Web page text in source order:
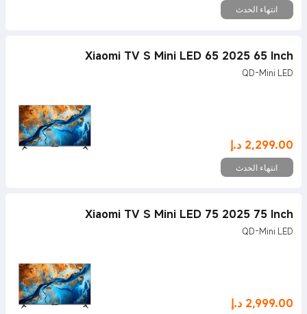
انتهاء الحدث
Xiaomi TV S Mini LED 65 2025 65 Inch
QD-Mini LED
2,299.00 د.إ Current Price د.إ2299
انتهاء الحدث
Xiaomi TV S Mini LED 75 2025 75 Inch
QD-Mini LED
2,999.00 د.إCurrent Price د.إ2999